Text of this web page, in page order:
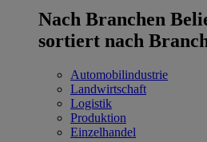
Nach Branchen
sortiert nach
Automobilindustrie
Landwirtschaft
Logistik
Produktion
Einzelhandel